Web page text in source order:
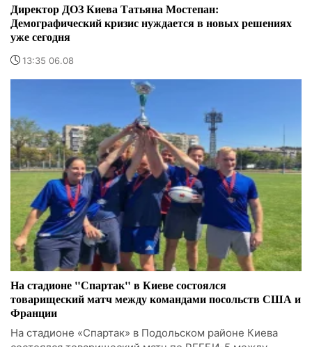
Директор ДОЗ Киева Татьяна Мостепан:
Демографический кризис нуждается в новых решениях
уже сегодня
13:35 06.08
На стадионе "Спартак" в Киеве состоялся
товарищеский матч между командами посольств США и
Франции
На стадионе «Спартак» в Подольском районе Киева